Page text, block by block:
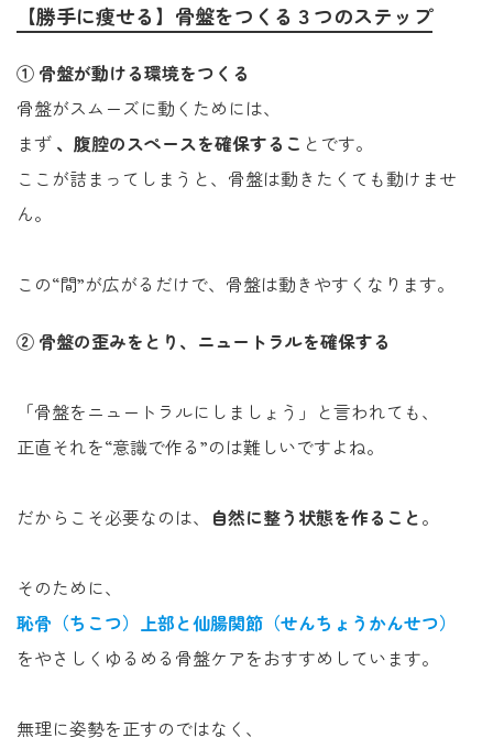
【勝手に痩せる】骨盤をつくる３つのステップ
① 骨盤が動ける環境をつくる
骨盤がスムーズに動くためには、
まず 、腹腔のスペースを確保するこ とです。
ここが詰まってしまうと、骨盤は動きたくても動けませ
ん。
この“間”が広がるだけで、骨盤は動きやすくなります。
② 骨盤の歪みをとり、ニュートラルを確保する
「骨盤をニュートラルにしましょう」と言われても、
正直それを“意識で作る”のは難しいですよね。
だからこそ必要なのは、 自然に整う状態を作ること。
そのために、
恥骨（ちこつ）上部と仙腸関節（せんちょうかんせつ）
をやさしくゆるめる骨盤ケアをおすすめしています。
無理に姿勢を正すのではなく、